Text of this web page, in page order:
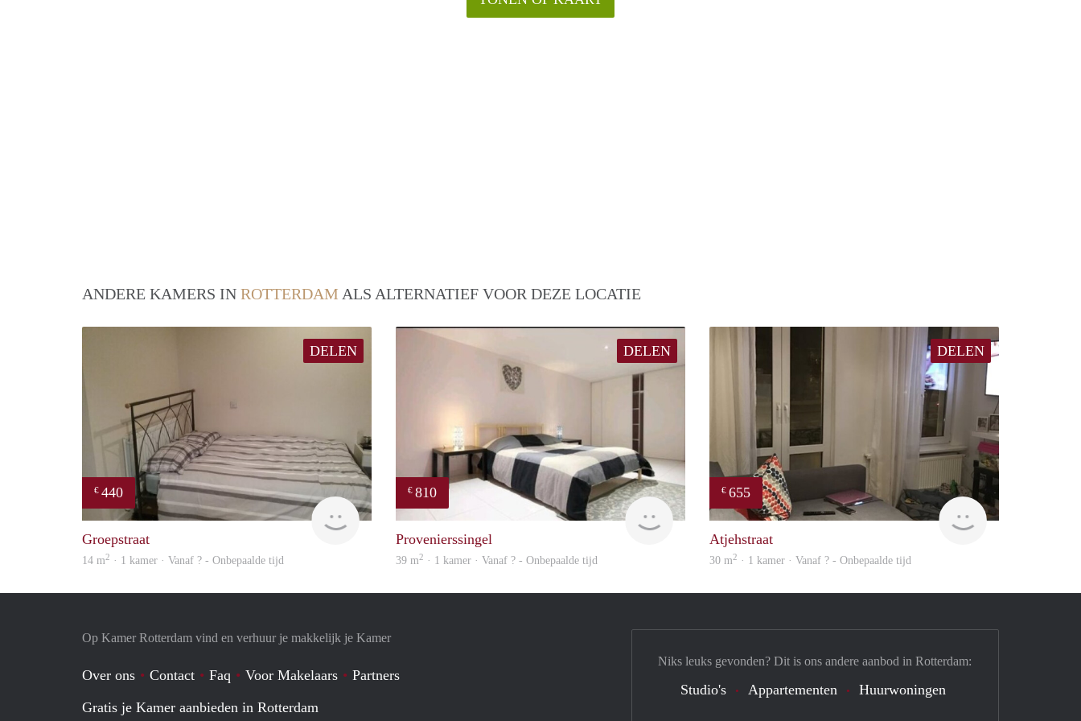
ANDERE KAMERS IN ROTTERDAM ALS ALTERNATIEF VOOR DEZE LOCATIE
DELEN
€ 440
rent
Groepstraat
14 m2 · 1 kamer · Vanaf ? - Onbepaalde tijd
DELEN
€ 810
finder
Provenierssingel
39 m2 · 1 kamer · Vanaf ? - Onbepaalde tijd
DELEN
€ 655
Woning
Atjehstraat
30 m2 · 1 kamer · Vanaf ? - Onbepaalde tijd
Op Kamer Rotterdam vind en verhuur je makkelijk je Kamer
Over ons Contact Faq Voor Makelaars
Partners
Gratis je Kamer aanbieden in Rotterdam
Niks leuks gevonden? Dit is ons andere aanbod in Rotterdam:
Studio's Appartementen Huurwoningen